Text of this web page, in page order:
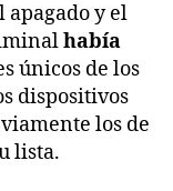
apagado y el
había
únicos de los
dispositivos
los de
lista.